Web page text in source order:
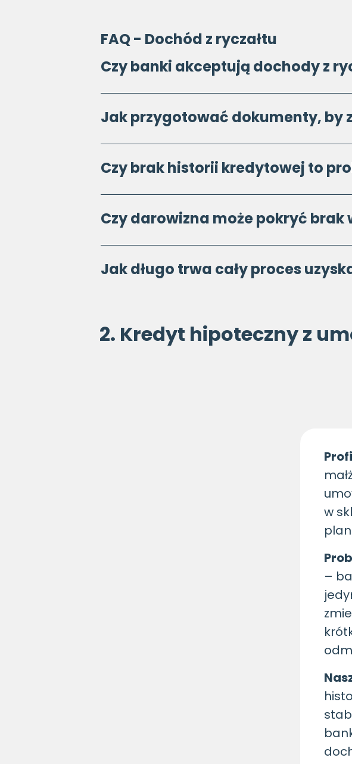
2. Kredyt hipoteczny z
w
–
FAQ - Dochód z ryczałtu
Jak długo trwa cały proces
Czy darowizna może pokryć brak
Czy brak historii kredytowej to
Jak przygotować dokumenty, by
Czy banki akceptują dochody z